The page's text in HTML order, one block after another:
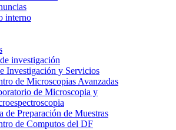
interno
investigación
Investigación y Servicios
de Microscopias Avanzadas
de Microscopia y
de Preparación de Muestras
de Computos del DF